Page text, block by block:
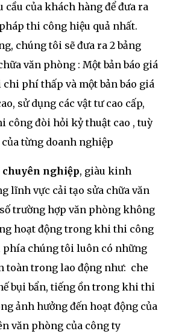
của khách hàng để đưa ra
thi công hiệu quả nhất.
chúng tôi sẽ đưa ra 2 bảng
văn phòng : Một bản báo giá
chi phí thấp và một bản báo giá
sử dụng các vật tư cao cấp,
công đòi hỏi kỷ thuật cao , tuỳ
từng doanh nghiệp
nghiệp, giàu kinh
lĩnh vực cải tạo sửa chữa văn
trường hợp văn phòng không
hoạt động trong khi thi công
phía chúng tôi luôn có những
toàn trong lao động như: che
bụi bẩn, tiếng ồn trong khi thi
ảnh hưởng đến hoạt động của
văn phòng của công ty